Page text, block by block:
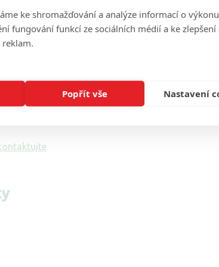
ke shromažďování a analýze informací o
fungování funkcí ze sociálních médií a ke zlepšení
Popřít vše Nastavení
v Novém Městě na Moravě v termínech, které
také online na těchto webových stránkách na
33 55 33.
číslem, je to možné – za tímto účelem si
výpovědi opuštěného operátora (ČVOP).
.